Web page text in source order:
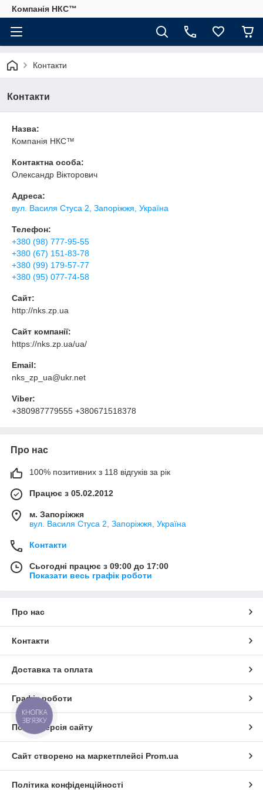
Компанія НКС™
Контакти
Контакти
Назва:
Компанія НКС™
Контактна особа:
Олександр Вікторович
Адреса:
вул. Василя Стуса 2, Запоріжжя, Україна
Телефон:
+380 (98) 777-95-55
+380 (67) 151-83-78
+380 (99) 179-57-77
+380 (95) 077-74-58
Сайт:
http://nks.zp.ua
Сайт компанії:
https://nks.zp.ua/ua/
Email:
nks_zp_ua@ukr.net
Viber:
+380987779555 +380671518378
Про нас
100% позитивних з 118 відгуків за рік
Працює з 05.02.2012
м. Запоріжжя
вул. Василя Стуса 2, Запоріжжя, Україна
Контакти
Сьогодні працює з 09:00 до 17:00
Показати весь графік роботи
Про нас
Контакти
Доставка та оплата
Графік роботи
Повна версія сайту
Сайт створено на маркетплейсі Prom.ua
Політика конфіденційності
КНОПКА
ЗВ'ЯЗКУ